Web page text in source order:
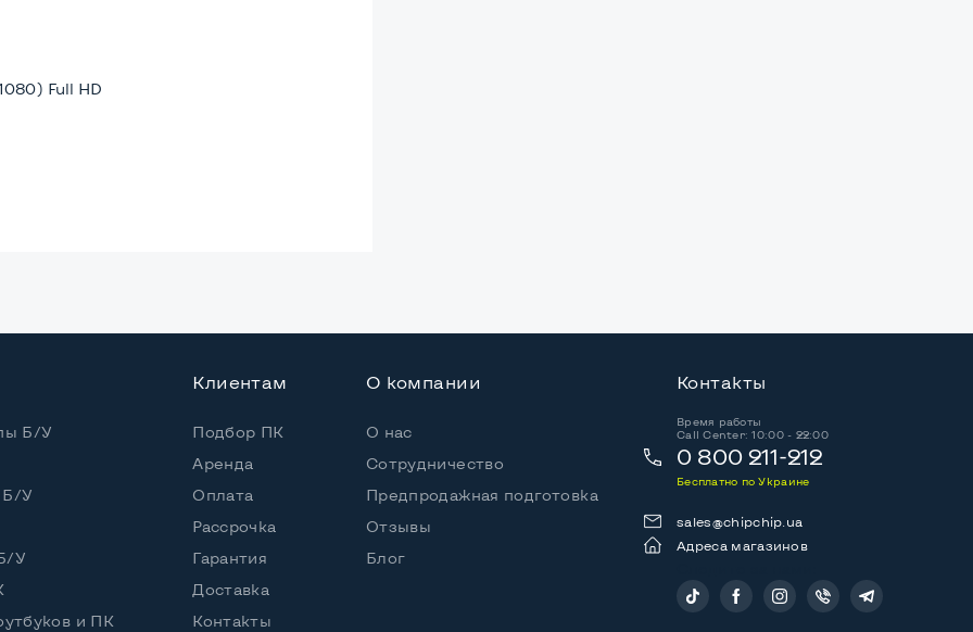
Full HD
i5-10210U
8 потоков
Б/У
Б/У
У
и ПК
Клиентам
Подбор ПК
Аренда
Оплата
Рассрочка
Гарантия
Доставка
Контакты
О компании
О нас
Сотрудничество
Предпродажная подготовка
Отзывы
Блог
Контакты
Время работы
Call Center: 10:00 - 22:00
0 800 211-212
Бесплатно по Украине
sales@chipchip.ua
Адреса магазинов